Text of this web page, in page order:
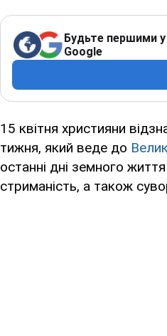
Будьте першими у
Google
15 квітня християни
тижня, який веде до
останні дні земного
стриманість, а також